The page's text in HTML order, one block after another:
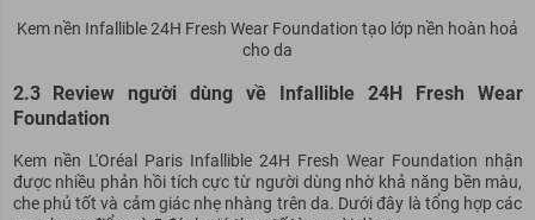
Kem nền Infallible 24H Fresh Wear Foundation tạo lớp nền hoàn hoả
cho da
2.3 Review người dùng về Infallible 24H Fresh Wear
Foundation
Kem nền L'Oréal Paris Infallible 24H Fresh Wear Foundation nhận
được nhiều phản hồi tích cực từ người dùng nhờ khả năng bền màu,
che phủ tốt và cảm giác nhẹ nhàng trên da. Dưới đây là tổng hợp các